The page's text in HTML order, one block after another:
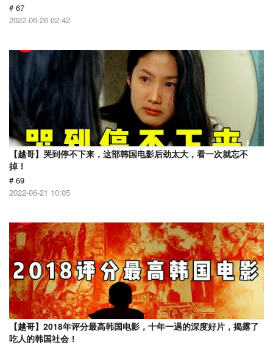
# 67
2022-06-26 02:42
【越哥】哭到停不下来，这部韩国电影后劲太大，看一次就忘不
掉！
# 69
2022-06-21 10:05
【越哥】2018年评分最高韩国电影，十年一遇的深度好片，揭露了
吃人的韩国社会！